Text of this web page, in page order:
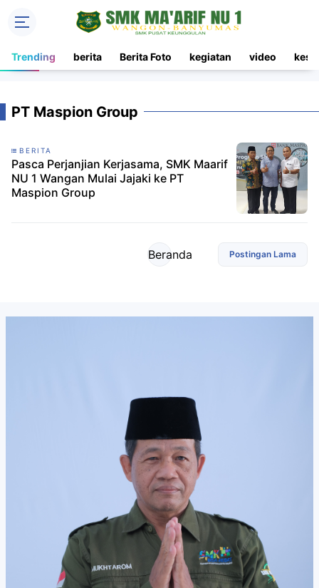
Trending berita Berita Foto kegiatan video
PT Maspion Group
BERITA
Pasca Perjanjian Kerjasama, SMK Maarif
NU 1 Wangan Mulai Jajaki ke PT
Maspion Group
Postingan Lama
Beranda